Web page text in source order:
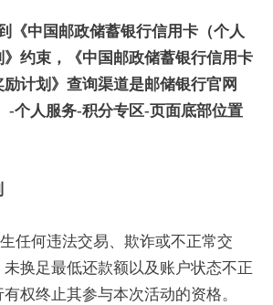
《中国邮政储蓄银行信用卡（个人
约束，《中国邮政储蓄银行信用卡
励计划》查询渠道是邮储银行官网
-个人服务-积分专区-页面底部位置
任何违法交易、欺诈或不正常交
换足最低还款额以及账户状态不正
权终止其参与本次活动的资格。